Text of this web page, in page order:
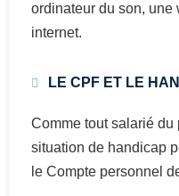
ordinateur du son, une
internet.
LE CPF ET LE
Comme tout salarié du
situation de handicap
le Compte personnel